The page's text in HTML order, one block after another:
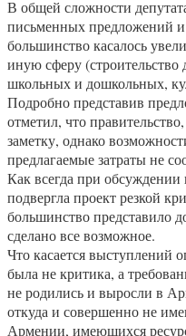
В общей сложности
письменных предложений
большинство касалось
иную сферу
школьных и дошкольных,
Подробно представив
отметил, что
заметку, однако
предлагаемые затраты не
Как всегда при
подвергла проект резкой
большинство представило
сделано все возможное.
Что касается выступлений
была не критика, а
не родились и выросли в
откуда и совершенно не
Армении, имеющихся